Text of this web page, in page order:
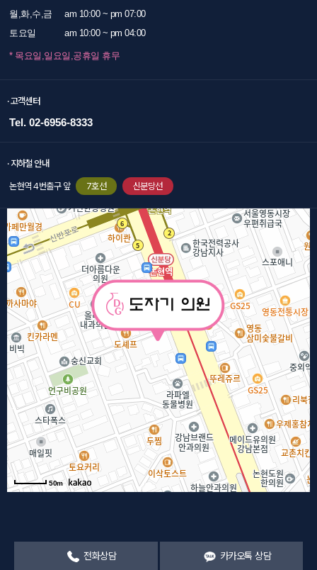
월,화,수,금
am 10:00 ~ pm 07:00
토요일
am 10:00 ~ pm 04:00
* 목요일,일요일,공휴일 휴무
· 고객센터
Tel. 02-6956-8333
· 지하철 안내
논현역 4번출구 앞 7호선 신분당선
50m
전화상담 카카오톡 상담